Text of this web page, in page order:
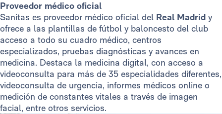
Proveedor médico oficial
Sanitas es proveedor médico oficial del Real Madrid y
ofrece a las plantillas de fútbol y baloncesto del club
acceso a todo su cuadro médico, centros
especializados, pruebas diagnósticas y avances en
medicina. Destaca la medicina digital, con acceso a
videoconsulta para más de 35 especialidades diferentes,
videoconsulta de urgencia, informes médicos online o
medición de constantes vitales a través de imagen
facial, entre otros servicios.